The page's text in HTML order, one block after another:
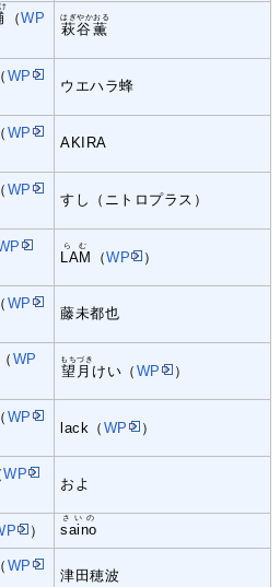
（WP
萩谷薫
はぎやかおる
（ WP
ウエハラ蜂
（ WP
AKIRA
（ WP
すし（ニトロプラス）
LAM
らむ
（WP ）
（ WP
藤未都也
（ WP
望月
もちづき
けい（ WP ）
（ WP
lack（ WP ）
WP
およ
） saino
さいの
（ WP
津田穂波